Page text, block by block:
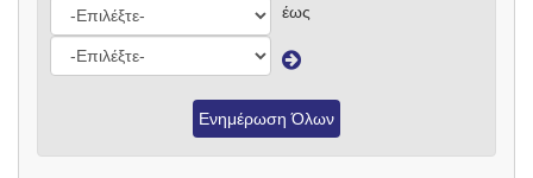
έως
Ενημέρωση Όλων